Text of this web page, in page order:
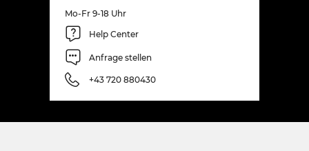
Mo-Fr 9-18 Uhr
Help Center
Anfrage stellen
+43 720 880430